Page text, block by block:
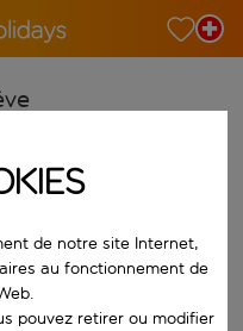
Lorsque les
de notre site Internet,
au fonctionnement de
pouvez retirer ou modifier